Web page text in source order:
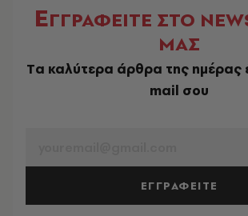
ΕΓΓΡΑΦΕΙΤΕ ΣΤΟ
ΜΑΣ
Tα καλύτερα άρθρα της ημέρας
mail σου
ΕΓΓΡΑΦΕΙΤΕ